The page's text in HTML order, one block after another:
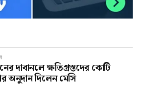
দাবানলে ক্ষতিগ্রস্তদের কোটি
অনুদান দিলেন মেসি